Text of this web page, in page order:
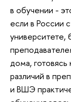
в обучении -
если в России
университете,
дома,
различий в
и ВШЭ